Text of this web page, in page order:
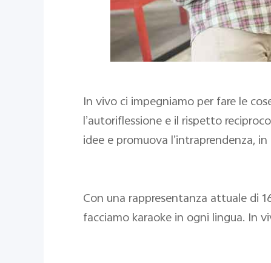
In vivo ci impegniamo per fare le
l’autoriflessione e il rispetto
idee e promuova l’intraprendenza,
Con una rappresentanza attuale di
facciamo karaoke in ogni lingua. In